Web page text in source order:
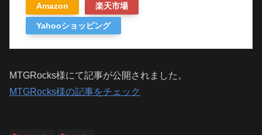
Amazon 楽天市場
Yahooショッピング
MTGRocks様にて記事が公開されました。
MTGRocks様の記事をチェック